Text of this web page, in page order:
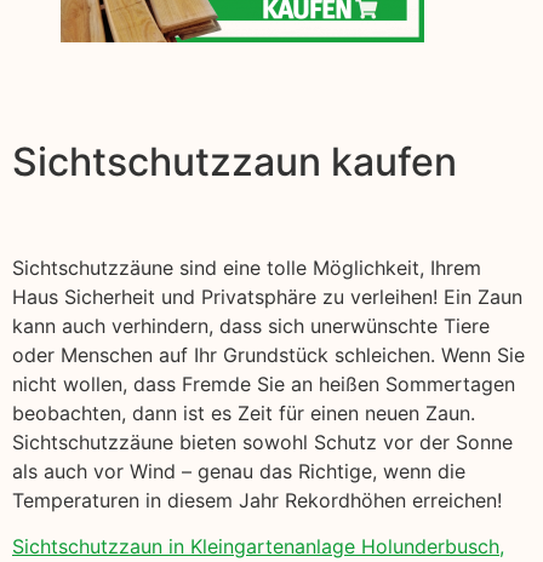
Sichtschutzzaun kaufen
Sichtschutzzäune sind eine tolle Möglichkeit, Ihrem
Haus Sicherheit und Privatsphäre zu verleihen! Ein Zaun
kann auch verhindern, dass sich unerwünschte Tiere
oder Menschen auf Ihr Grundstück schleichen. Wenn Sie
nicht wollen, dass Fremde Sie an heißen Sommertagen
beobachten, dann ist es Zeit für einen neuen Zaun.
Sichtschutzzäune bieten sowohl Schutz vor der Sonne
als auch vor Wind – genau das Richtige, wenn die
Temperaturen in diesem Jahr Rekordhöhen erreichen!
Sichtschutzzaun in Kleingartenanlage Holunderbusch,